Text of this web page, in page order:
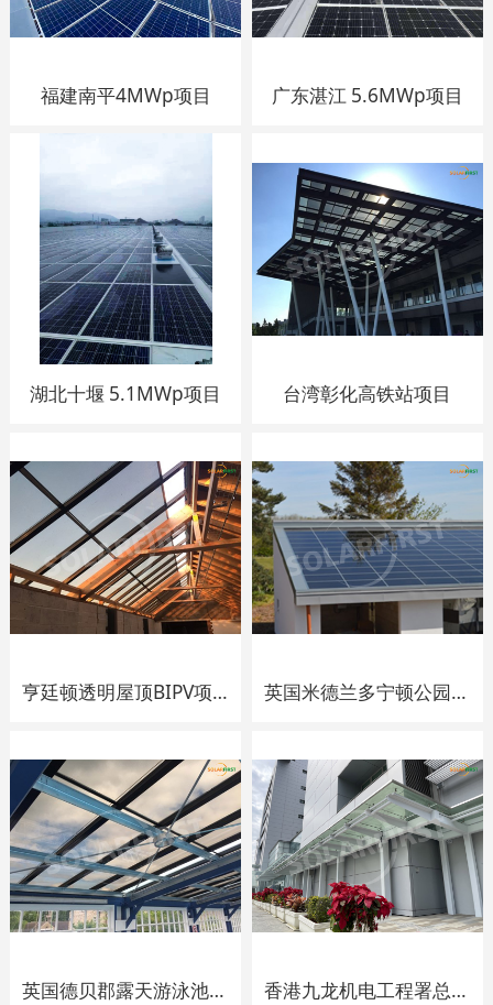
福建南平4MWp项目 广东湛江 5.6MWp项目
湖北十堰 5.1MWp项目 台湾彰化高铁站项目
亨廷顿透明屋顶BIPV项目 英国米德兰多宁顿公园农舍酒店透明屋顶BIPV项目
英国德贝郡露天游泳池项目 香港九龙机电工程署总部100kWp屋顶项目